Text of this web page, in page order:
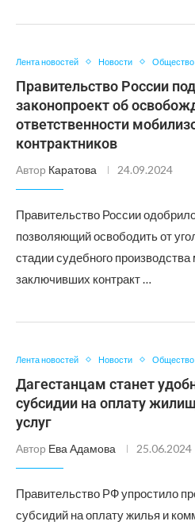
Лента новостей Новости Общество
Правительство России
законопроект об
ответственности
контрактников
Автор Каратова 24.09.2024
Правительство России
позволяющий освободить от
стадии судебного
заключивших контракт …
Лента новостей Новости Общество
Дагестанцам станет
субсидии на оплату
услуг
Автор Ева Адамова 25.06.2024
Правительство РФ упростило
субсидий на оплату жилья и